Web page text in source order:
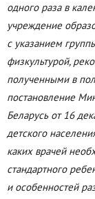
одного раза в
учреждение
с указанием
физкультурой,
полученными в
постановление
Беларусь от 16
детского
каких врачей
стандартного
и особенностей